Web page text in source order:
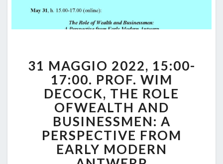
MAGGIO
2022,
15:00-
17:00.
PROF.
WIM
DECOCK,
THE
ROLE
31 MAGGIO 2022, 15:00-
17:00. PROF. WIM
DECOCK, THE ROLE
OFWEALTH AND
BUSINESSMEN: A
PERSPECTIVE FROM
EARLY MODERN